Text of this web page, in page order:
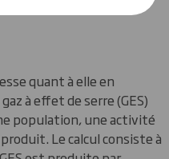
quant à elle en
à effet de serre (GES)
population, une activité
Le calcul consiste à